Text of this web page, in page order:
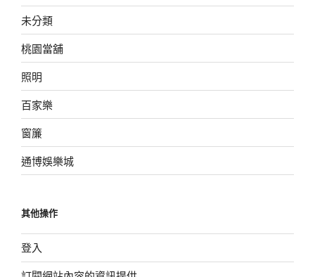
未分類
桃園當舖
照明
百家樂
窗簾
通博娛樂城
其他操作
登入